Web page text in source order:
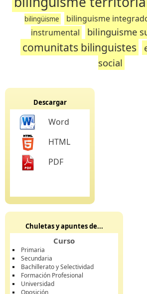
bilingüisme
bilinguisme
instrumental
bilinguisme
comunitats bilinguistes
social
Descargar
Word
HTML
PDF
Chuletas y apuntes de...
Curso
Primaria
Secundaria
Bachillerato y Selectividad
Formación Profesional
Universidad
Oposición